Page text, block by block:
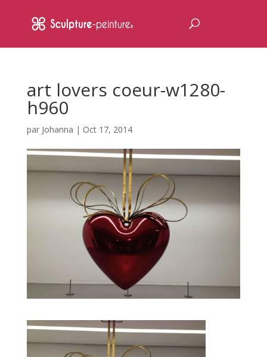
art lovers coeur-w1280-
h960
par Johanna | Oct 17, 2014